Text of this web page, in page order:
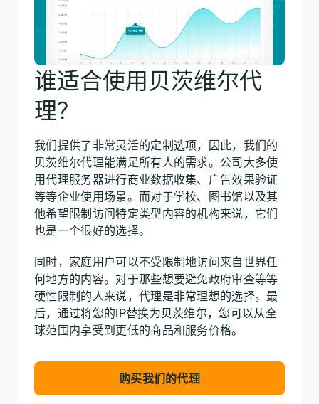
谁适合使用贝茨维尔代
理？
我们提供了非常灵活的定制选项，因此，我们的
贝茨维尔代理能满足所有人的需求。公司大多使
用代理服务器进行商业数据收集、广告效果验证
等等企业使用场景。而对于学校、图书馆以及其
他希望限制访问特定类型内容的机构来说，它们
也是一个很好的选择。
同时，家庭用户可以不受限制地访问来自世界任
何地方的内容。对于那些想要避免政府审查等等
硬性限制的人来说，代理是非常理想的选择。最
后，通过将您的IP替换为贝茨维尔，您可以从全
球范围内享受到更低的商品和服务价格。
购买我们的代理